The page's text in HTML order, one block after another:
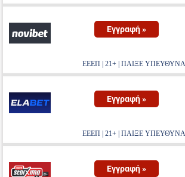
Εγγραφή »
ΕΕΕΠ | 21+ | ΠΑΙΞΕ ΥΠΕΥΘΥΝΑ
Εγγραφή »
ΕΕΕΠ | 21+ | ΠΑΙΞΕ ΥΠΕΥΘΥΝΑ
Εγγραφή »